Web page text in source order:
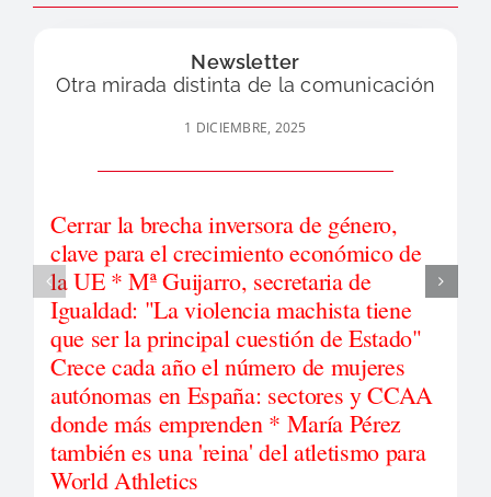
Newsletter
Otra mirada distinta de la comunicación
1 DICIEMBRE, 2025
Cerrar la brecha inversora de género,
clave para el crecimiento económico de
la UE * Mª Guijarro, secretaria de
Igualdad: "La violencia machista tiene
que ser la principal cuestión de Estado"
Crece cada año el número de mujeres
autónomas en España: sectores y CCAA
donde más emprenden * María Pérez
también es una 'reina' del atletismo para
World Athletics